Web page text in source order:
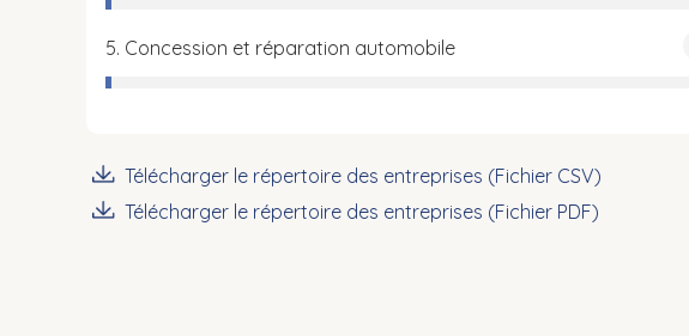
5. Concession et réparation automobile
Télécharger le répertoire des entreprises (Fichier CSV)
Télécharger le répertoire des entreprises (Fichier PDF)